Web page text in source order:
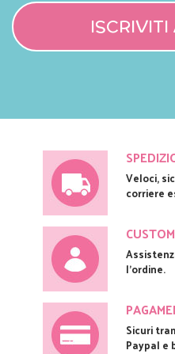
ISCRIVITI
Veloci,
corriere
l'ordine.
Sicuri
Paypal e